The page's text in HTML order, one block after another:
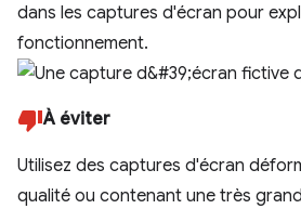
dans les captures d'écran pour
fonctionnement.
À éviter
Utilisez des captures d'écran
qualité ou contenant une très